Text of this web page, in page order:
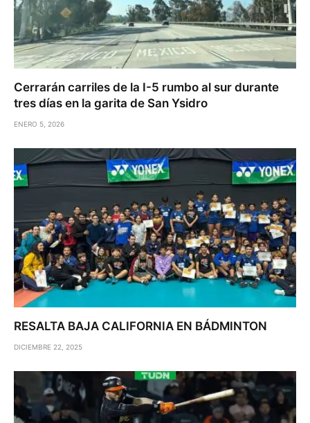
Cerrarán carriles de la I-5 rumbo al sur durante
tres días en la garita de San Ysidro
ENERO 5, 2026
RESALTA BAJA CALIFORNIA EN BÁDMINTON
DICIEMBRE 22, 2025